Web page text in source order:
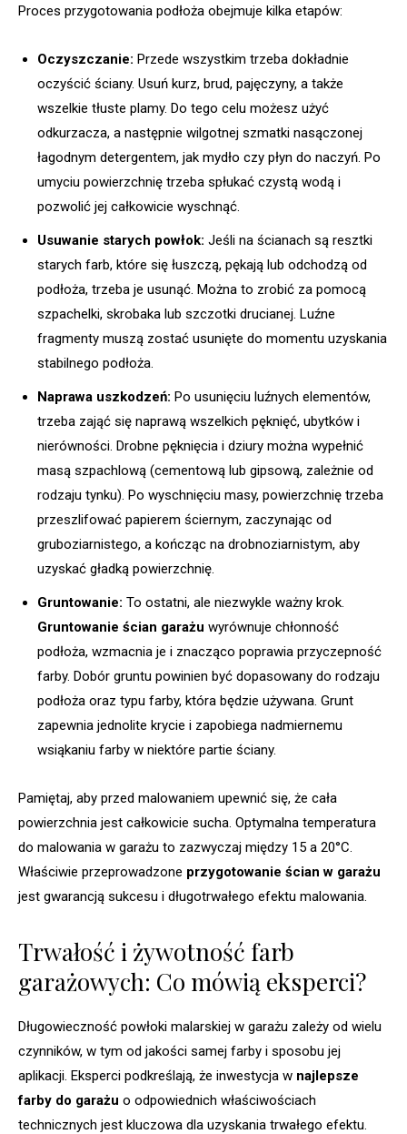
Proces przygotowania podłoża obejmuje kilka etapów:
Oczyszczanie: Przede wszystkim trzeba dokładnie
oczyścić ściany. Usuń kurz, brud, pajęczyny, a także
wszelkie tłuste plamy. Do tego celu możesz użyć
odkurzacza, a następnie wilgotnej szmatki nasączonej
łagodnym detergentem, jak mydło czy płyn do naczyń. Po
umyciu powierzchnię trzeba spłukać czystą wodą i
pozwolić jej całkowicie wyschnąć.
Usuwanie starych powłok: Jeśli na ścianach są resztki
starych farb, które się łuszczą, pękają lub odchodzą od
podłoża, trzeba je usunąć. Można to zrobić za pomocą
szpachelki, skrobaka lub szczotki drucianej. Luźne
fragmenty muszą zostać usunięte do momentu uzyskania
stabilnego podłoża.
Naprawa uszkodzeń: Po usunięciu luźnych elementów,
trzeba zająć się naprawą wszelkich pęknięć, ubytków i
nierówności. Drobne pęknięcia i dziury można wypełnić
masą szpachlową (cementową lub gipsową, zależnie od
rodzaju tynku). Po wyschnięciu masy, powierzchnię trzeba
przeszlifować papierem ściernym, zaczynając od
gruboziarnistego, a kończąc na drobnoziarnistym, aby
uzyskać gładką powierzchnię.
Gruntowanie: To ostatni, ale niezwykle ważny krok.
Gruntowanie ścian garażu wyrównuje chłonność
podłoża, wzmacnia je i znacząco poprawia przyczepność
farby. Dobór gruntu powinien być dopasowany do rodzaju
podłoża oraz typu farby, która będzie używana. Grunt
zapewnia jednolite krycie i zapobiega nadmiernemu
wsiąkaniu farby w niektóre partie ściany.
Pamiętaj, aby przed malowaniem upewnić się, że cała
powierzchnia jest całkowicie sucha. Optymalna temperatura
do malowania w garażu to zazwyczaj między 15 a 20°C.
Właściwie przeprowadzone przygotowanie ścian w garażu
jest gwarancją sukcesu i długotrwałego efektu malowania.
Trwałość i żywotność farb
garażowych: Co mówią eksperci?
Długowieczność powłoki malarskiej w garażu zależy od wielu
czynników, w tym od jakości samej farby i sposobu jej
aplikacji. Eksperci podkreślają, że inwestycja w najlepsze
farby do garażu o odpowiednich właściwościach
technicznych jest kluczowa dla uzyskania trwałego efektu.